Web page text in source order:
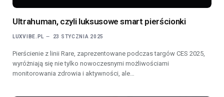
Ultrahuman, czyli luksusowe smart pierścionki
LUXVIBE.PL 23 STYCZNIA 2025
Pierścienie z linii Rare, zaprezentowane podczas targów CES 2025,
wyróżniają się nie tylko nowoczesnymi możliwościami
monitorowania zdrowia i aktywności, ale…